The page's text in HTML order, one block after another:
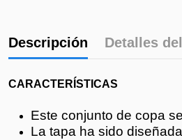
Descripción Detalles
CARACTERÍSTICAS
Este conjunto de copa
La tapa ha sido